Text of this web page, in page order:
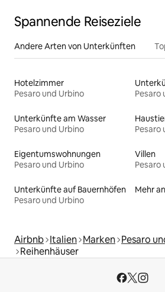
Spannende Reiseziele
Andere Arten von Unterkünften
Hotelzimmer
Pesaro und Urbino
Pesaro
Unterkünfte am Wasser
Pesaro und Urbino
Pesaro
Eigentumswohnungen
Pesaro und Urbino
Villen
Pesaro
Unterkünfte auf Bauernhöfen
Pesaro und Urbino
Mehr
Airbnb Italien Marken Pesaro
Reihenhäuser